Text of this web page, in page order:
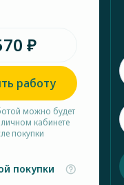
₽
работу
можно будет
личном кабинете
покупки
покупки